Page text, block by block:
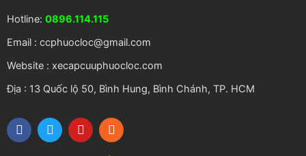
Hotline: 0896.114.115
Email : ccphuocloc@gmail.com
Website : xecapcuuphuocloc.com
Địa : 13 Quốc lộ 50, Bình Hung, Bình Chánh, TP. HCM
F
a
T
w
Y
o
R
s